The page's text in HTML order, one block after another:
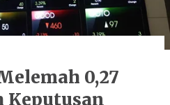
0,27
Keputusan